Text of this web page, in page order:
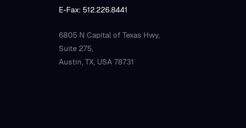
E-Fax: 512.226.8441
6805 N Capital of Texas Hwy,
Suite 275,
Austin, TX, USA 78731